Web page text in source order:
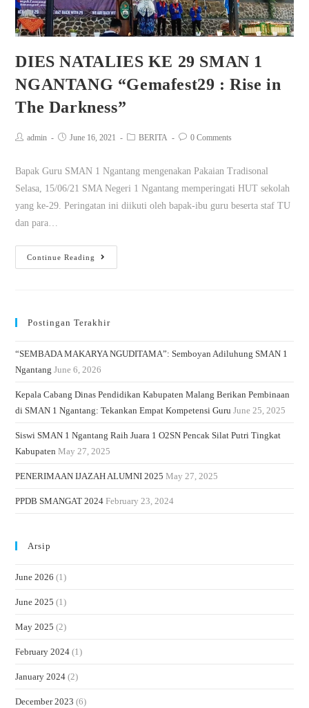
DIES NATALIES KE 29 SMAN 1
NGANTANG “Gemafest29 : Rise in
The Darkness”
admin June 16, 2021 BERITA 0 Comments
Bapak Guru SMAN 1 Ngantang mengenakan Pakaian Tradisonal
Selasa, 15/06/21 SMA Negeri 1 Ngantang memperingati HUT sekolah
yang ke-29. Peringatan ini diikuti oleh bapak-ibu guru beserta staf TU
dan para…
Continue Reading
Postingan Terakhir
“SEMBADA MAKARYA NGUDITAMA”: Semboyan Adiluhung SMAN 1
Ngantang June 6, 2026
Kepala Cabang Dinas Pendidikan Kabupaten Malang Berikan Pembinaan
di SMAN 1 Ngantang: Tekankan Empat Kompetensi Guru June 25, 2025
Siswi SMAN 1 Ngantang Raih Juara 1 O2SN Pencak Silat Putri Tingkat
Kabupaten May 27, 2025
PENERIMAAN IJAZAH ALUMNI 2025 May 27, 2025
PPDB SMANGAT 2024 February 23, 2024
Arsip
June 2026 (1)
June 2025 (1)
May 2025 (2)
February 2024 (1)
January 2024 (2)
December 2023 (6)